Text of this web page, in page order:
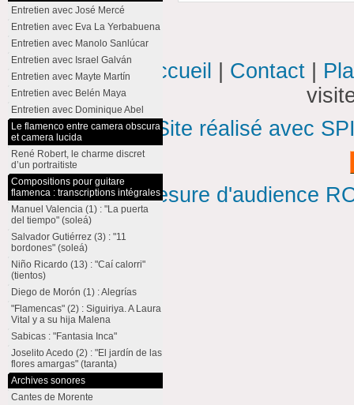
Entretien avec José Mercé
Entretien avec Eva La Yerbabuena
Entretien avec Manolo Sanlúcar
Entretien avec Israel Galván
Entretien avec Mayte Martín
Entretien avec Belén Maya
Entretien avec Dominique Abel
Le flamenco entre camera obscura
et camera lucida
René Robert, le charme discret
d’un portraitiste
Compositions pour guitare
flamenca : transcriptions intégrales
Manuel Valencia (1) : "La puerta
del tiempo" (soleá)
Salvador Gutiérrez (3) : "11
bordones" (soleá)
Niño Ricardo (13) : "Caí calorri"
(tientos)
Diego de Morón (1) : Alegrías
"Flamencas" (2) : Siguiriya. A Laura
Vital y a su hija Malena
Sabicas : "Fantasia Inca"
Joselito Acedo (2) : "El jardín de las
flores amargas" (taranta)
Archives sonores
Cantes de Morente
Accueil Contact
Site réalisé avec
Mesure d'audience